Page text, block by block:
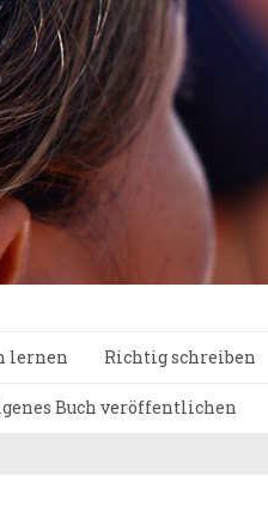
lernen Richtig schreiben
Buch veröffentlichen